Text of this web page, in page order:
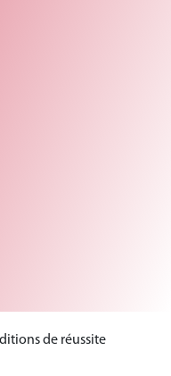
de réussite